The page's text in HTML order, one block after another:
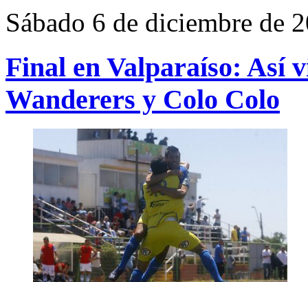
Sábado 6 de diciembre de
Final en Valparaíso: Así
Wanderers y Colo Colo